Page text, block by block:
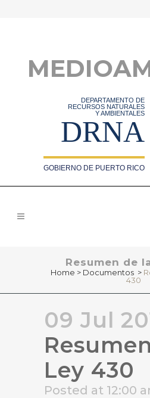
DEPARTAMENTO DE
RECURSOS NATURALES
Y AMBIENTALES
DRNA
GOBIERNO DE PUERTO RICO
Resumen de
Home > Documentos >
430
09 Jul
Ley 430
Posted at 12:00